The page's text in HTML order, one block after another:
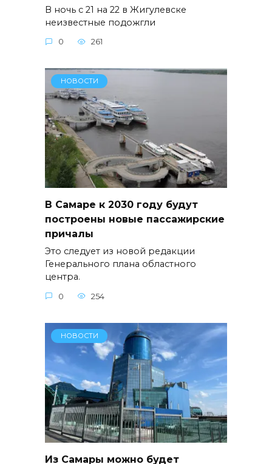
В ночь с 21 на 22 в Жигулевске
неизвестные подожгли
0 261
НОВОСТИ
В Самаре к 2030 году будут
построены новые пассажирские
причалы
Это следует из новой редакции
Генерального плана областного
центра.
0 254
НОВОСТИ
Из Самары можно будет